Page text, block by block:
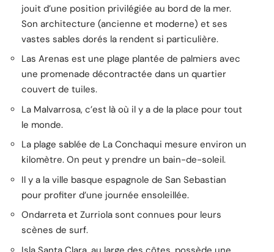
jouit d’une position privilégiée au bord de la mer.
Son architecture (ancienne et moderne) et ses
vastes sables dorés la rendent si particulière.
Las Arenas est une plage plantée de palmiers avec
une promenade décontractée dans un quartier
couvert de tuiles.
La Malvarrosa, c’est là où il y a de la place pour tout
le monde.
La plage sablée de La Conchaqui mesure environ un
kilomètre. On peut y prendre un bain-de-soleil.
Il y a la ville basque espagnole de San Sebastian
pour profiter d’une journée ensoleillée.
Ondarreta et Zurriola sont connues pour leurs
scènes de surf.